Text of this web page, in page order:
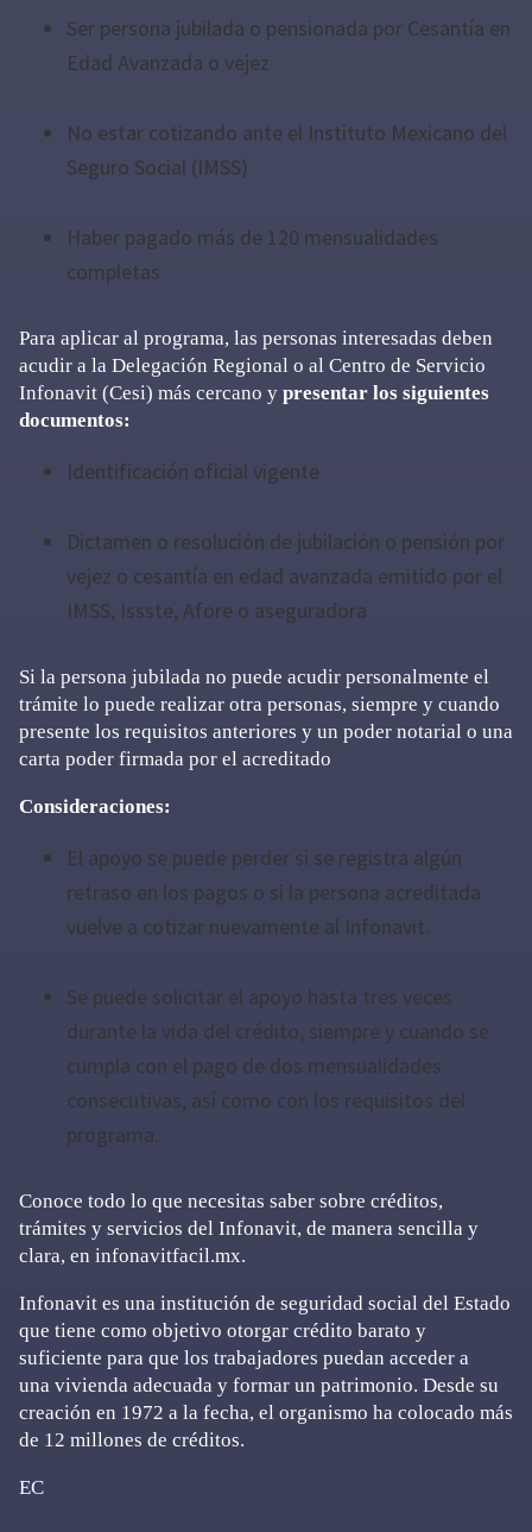
Ser persona jubilada o pensionada por Cesantía en
Edad Avanzada o vejez
No estar cotizando ante el Instituto Mexicano del
Seguro Social (IMSS)
Haber pagado más de 120 mensualidades
completas
Para aplicar al programa, las personas interesadas deben
acudir a la Delegación Regional o al Centro de Servicio
Infonavit (Cesi) más cercano y presentar los siguientes
documentos:
Identificación oficial vigente
Dictamen o resolución de jubilación o pensión por
vejez o cesantía en edad avanzada emitido por el
IMSS, Issste, Afore o aseguradora
Si la persona jubilada no puede acudir personalmente el
trámite lo puede realizar otra personas, siempre y cuando
presente los requisitos anteriores y un poder notarial o una
carta poder firmada por el acreditado
Consideraciones:
El apoyo se puede perder si se registra algún
retraso en los pagos o si la persona acreditada
vuelve a cotizar nuevamente al Infonavit.
Se puede solicitar el apoyo hasta tres veces
durante la vida del crédito, siempre y cuando se
cumpla con el pago de dos mensualidades
consecutivas, así como con los requisitos del
programa.
Conoce todo lo que necesitas saber sobre créditos,
trámites y servicios del Infonavit, de manera sencilla y
clara, en infonavitfacil.mx.
Infonavit es una institución de seguridad social del Estado
que tiene como objetivo otorgar crédito barato y
suficiente para que los trabajadores puedan acceder a
una vivienda adecuada y formar un patrimonio. Desde su
creación en 1972 a la fecha, el organismo ha colocado más
de 12 millones de créditos.
EC